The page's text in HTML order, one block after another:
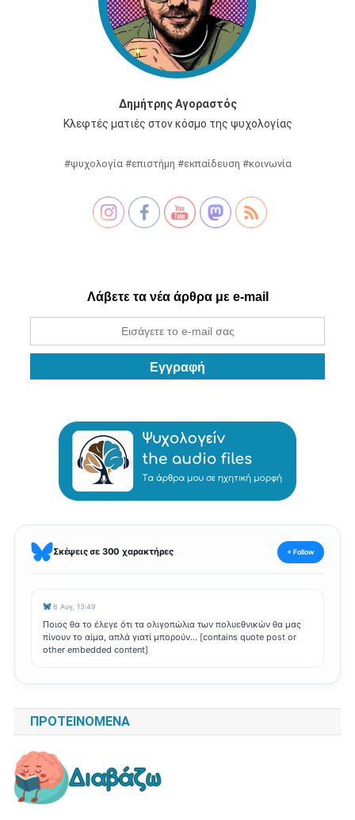
Δημήτρης Αγοραστός
Κλεφτές ματιές στον κόσμο της ψυχολογίας
#ψυχολογία #επιστήμη #εκπαίδευση #κοινωνία
Λάβετε τα νέα άρθρα με e-mail
Σκέψεις σε 300 χαρακτήρες + Follow
8 Αυγ, 13:49
Ποιος θα το έλεγε ότι τα ολιγοπώλια των πολυεθνικών θα μας
πίνουν το αίμα, απλά γιατί μπορούν... [contains quote post or
other embedded content]
ΠΡΟΤΕΙΝΌΜΕΝΑ